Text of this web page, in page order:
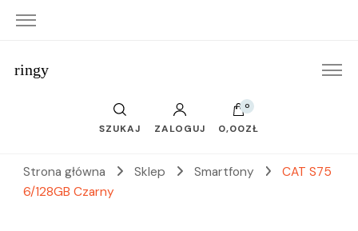
ringy
SZUKAJ ZALOGUJ
0
0,00ZŁ
Strona główna Sklep Smartfony
CAT S75
6/128GB Czarny